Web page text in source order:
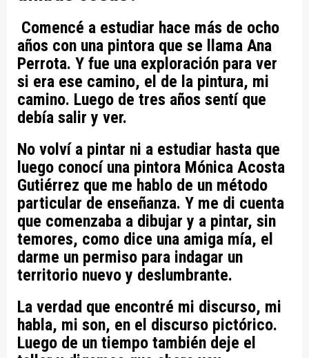
Comencé a estudiar hace más de ocho
años con una pintora que se llama Ana
Perrota. Y fue una exploración para ver
si era ese camino, el de la pintura, mi
camino. Luego de tres años sentí que
debía salir y ver.
No volví a pintar ni a estudiar hasta que
luego conocí una pintora Mónica Acosta
Gutiérrez que me hablo de un método
particular de enseñanza. Y me di cuenta
que comenzaba a dibujar y a pintar, sin
temores, como dice una amiga mía, el
darme un permiso para indagar un
territorio nuevo y deslumbrante.
La verdad que encontré mi discurso, mi
habla, mi son, en el discurso pictórico.
Luego de un tiempo también deje el